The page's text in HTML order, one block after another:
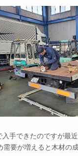
手できたのですが最
要が増えると木材の